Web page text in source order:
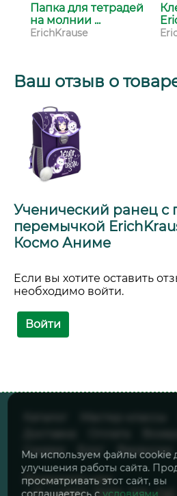
Папка для тетрадей
на молнии ...
ErichKrause
Ваш отзыв о
Ученический ранец с
перемычкой
Космо Аниме
Если вы хотите оставить
необходимо войти.
Войти
Скидки
Блог Вакансии
Позвоните нам:
Мы используем файлы cookie
улучшения работы сайта.
просматривать этот сайт, вы